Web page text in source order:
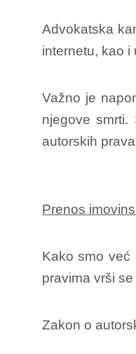
Advokatska
internetu, kao i
Važno je
njegove
autorskih
Prenos
Kako smo već
pravima vrši
Zakon o